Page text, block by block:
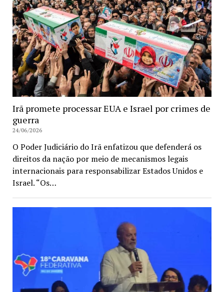
Irã promete processar EUA e Israel por crimes de
guerra
24/06/2026
O Poder Judiciário do Irã enfatizou que defenderá os
direitos da nação por meio de mecanismos legais
internacionais para responsabilizar Estados Unidos e
Israel. “Os…